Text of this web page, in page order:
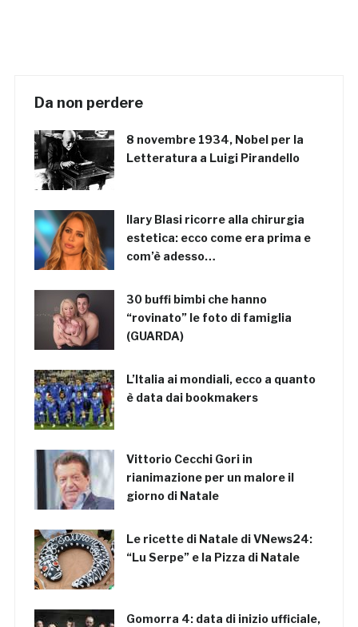
Da non perdere
8 novembre 1934, Nobel per la
Letteratura a Luigi Pirandello
Ilary Blasi ricorre alla chirurgia
estetica: ecco come era prima e
com’è adesso…
30 buffi bimbi che hanno
“rovinato” le foto di famiglia
(GUARDA)
L’Italia ai mondiali, ecco a quanto
è data dai bookmakers
Vittorio Cecchi Gori in
rianimazione per un malore il
giorno di Natale
Le ricette di Natale di VNews24:
“Lu Serpe” e la Pizza di Natale
Gomorra 4: data di inizio ufficiale,